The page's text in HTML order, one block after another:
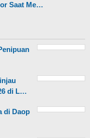
Saat Me…
di L…
di Daop